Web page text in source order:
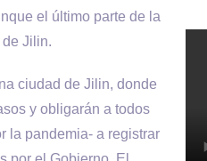
el último parte de la
Jilin.
ciudad de Jilin, donde
y obligarán a todos
la pandemia- a registrar